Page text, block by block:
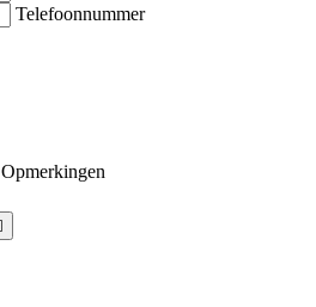
Telefoonnummer
Opmerkingen